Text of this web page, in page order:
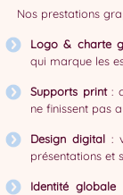
Nos prestations
Logo & charte
qui marque les
Supports print:
ne finissent pas
Design digital :
présentations et
Identité globale: